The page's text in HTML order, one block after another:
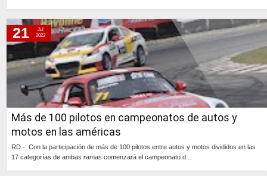
Más de 100 pilotos en campeonatos de autos y
motos en las américas
RD.- Con la participación de más de 100 pilotos entre autos y motos divididos en las
17 categorías de ambas ramas comenzará el campeonato d...
21
Jul
2022